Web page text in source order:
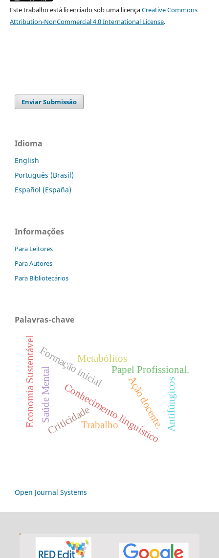
Este trabalho está licenciado sob uma licençaCreative Commons
Attribution-NonCommercial 4.0 International License.
Enviar Submissão
Idioma
English
Português (Brasil)
Español (España)
Informações
Para Leitores
Para Autores
Para Bibliotecários
Palavras-chave
Papel Profissional.
Ação docente.
Criticidade
Conhecimento linguístico
Formação inicial
Saúde Mental Antifúngicos
Metabólitos
Economia Sustentável Trabalho
Open Journal Systems